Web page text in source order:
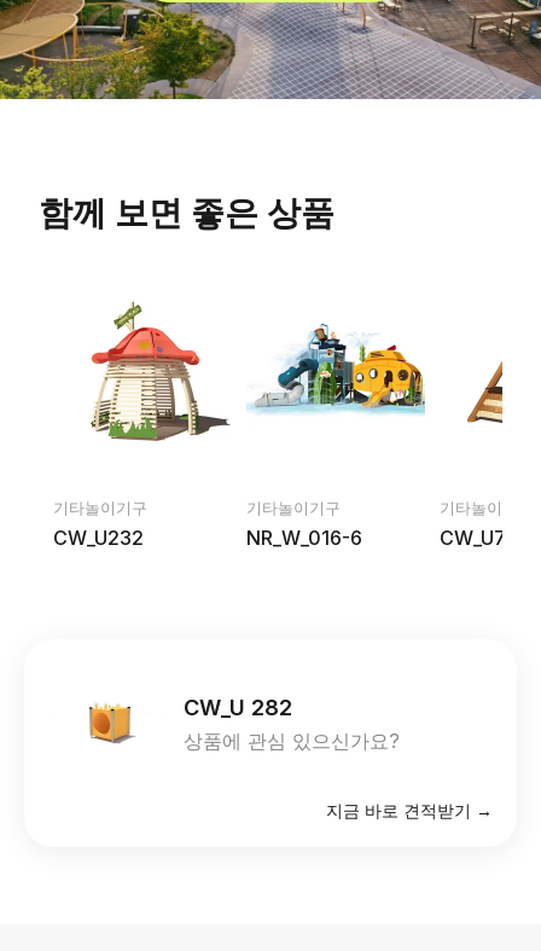
함께 보면 좋은 상품
기타놀이기구
CW_U232
기타놀이기구
NR_W_016-6
기타놀이기구
CW_U754
CW_U 282
상품에 관심 있으신가요?
지금 바로 견적받기 →